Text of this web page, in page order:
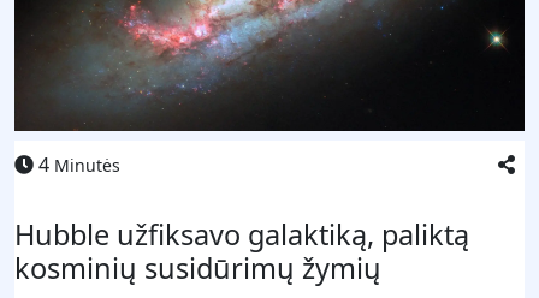
4 Minutės
Hubble užfiksavo galaktiką, paliktą
kosminių susidūrimų žymių